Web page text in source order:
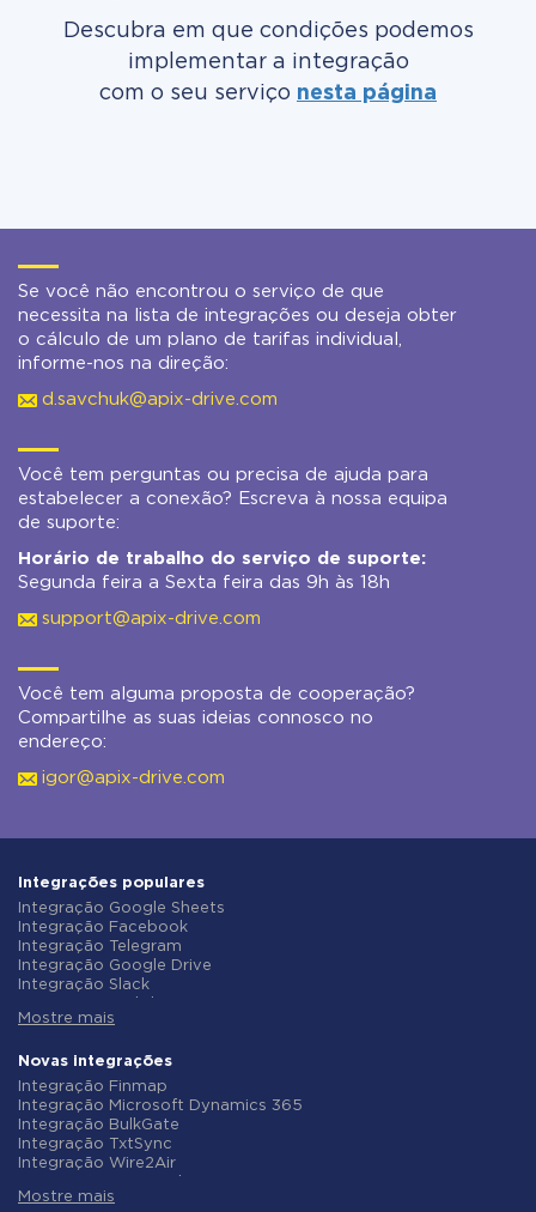
Descubra em que condições podemos
implementar a integração
com o seu serviço nesta página
Se você não encontrou o serviço de que
necessita na lista de integrações ou deseja obter
o cálculo de um plano de tarifas individual,
informe-nos na direção:
d.savchuk@apix-drive.com
Você tem perguntas ou precisa de ajuda para
estabelecer a conexão? Escreva à nossa equipa
de suporte:
Horário de trabalho do serviço de suporte:
Segunda feira a Sexta feira das 9h às 18h
support@apix-drive.com
Você tem alguma proposta de cooperação?
Compartilhe as suas ideias connosco no
endereço:
igor@apix-drive.com
Integrações populares
Integração Google Sheets
Integração Facebook
Integração Telegram
Integração Google Drive
Integração Slack
Integração Gmail
Integração ClickUp
Integração Airtable
Integração Google Contacts
Integração OpenAI (ChatGPT)
Integração Instagram
Integração ActiveCampaign
Integração Typeform
Integração Salesforce CRM
Mostre mais
Novas integrações
Integração Finmap
Integração Microsoft Dynamics 365
Integração BulkGate
Integração TxtSync
Integração Wire2Air
Integração Infobip
Mostre mais